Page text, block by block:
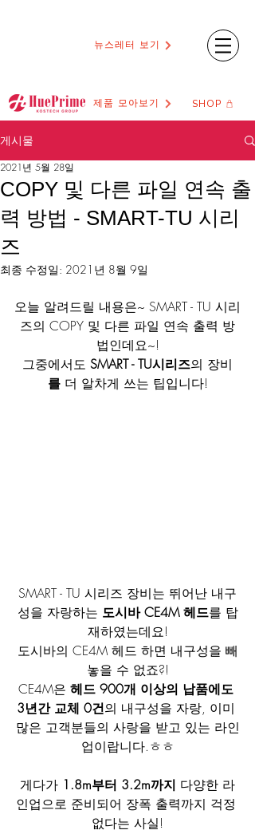
뉴스레터 보기
제품 모아보기 SHOP
게시물
COPY 및 다른 파일 연속 출
력 방법 - SMART-TU 시리
즈
2021년 5월 28일
최종 수정일: 2021년 8월 9일
오늘 알려드릴 내용은~ SMART - TU 시리
즈의 COPY 및 다른 파일 연속 출력 방
법인데요~!​
그중에서도 SMART - TU시리즈의 장비
를 더 알차게 쓰는 팁입니다!
​SMART - TU 시리즈 장비는 뛰어난 내구
성을 자랑하는 도시바 CE4M 헤드를 탑
재하였는데요!​
도시바의 CE4M 헤드 하면 내구성을 빼
놓을 수 없죠?!
CE4M은 헤드 900개 이상의 납품에도
3년간 교체 0건의 내구성을 자랑, 이미
많은 고객분들의 사랑을 받고 있는 라인
업이랍니다.ㅎㅎ
게다가 1.8m부터 3.2m까지 다양한 라
인업으로 준비되어 장폭 출력까지 걱정
없다는 사실!